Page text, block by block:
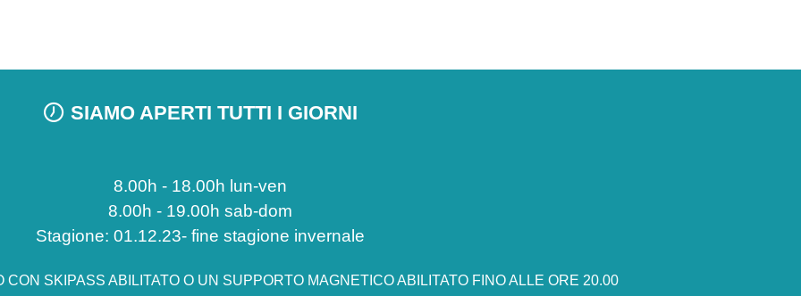
SIAMO APERTI TUTTI I GIORNI
8.00h - 18.00h lun-ven
8.00h - 19.00h sab-dom
Stagione: 01.12.23- fine stagione invernale
SKIPASS ABILITATO O UN SUPPORTO MAGNETICO ABILITATO FINO ALLE ORE 20.00